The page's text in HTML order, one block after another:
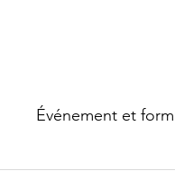
Événement et